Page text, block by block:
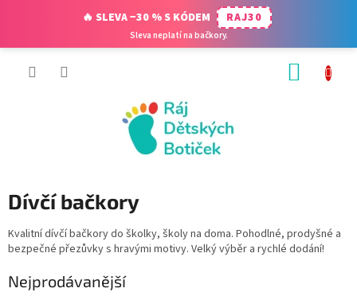
Dívčí bačkory
Kvalitní dívčí bačkory do školky, školy na doma. Pohodlné, prodyšné a
bezpečné přezůvky s hravými motivy. Velký výběr a rychlé dodání!
Nejprodávanější
🔥 SLEVA −30 % S KÓDEM RAJ30
Sleva neplatí na bačkory.